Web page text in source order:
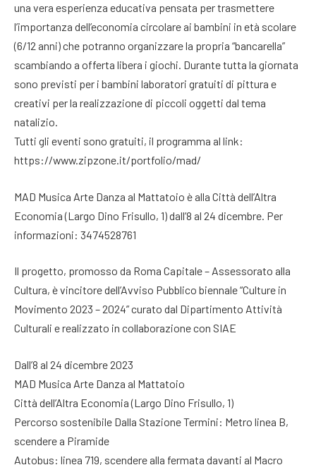
una vera esperienza educativa pensata per trasmettere
l’importanza dell’economia circolare ai bambini in età scolare
(6/12 anni) che potranno organizzare la propria “bancarella”
scambiando a offerta libera i giochi. Durante tutta la giornata
sono previsti per i bambini laboratori gratuiti di pittura e
creativi per la realizzazione di piccoli oggetti dal tema
natalizio.
Tutti gli eventi sono gratuiti, il programma al link:
https://www.zipzone.it/portfolio/mad/
MAD Musica Arte Danza al Mattatoio è alla Città dell’Altra
Economia (Largo Dino Frisullo, 1) dall’8 al 24 dicembre. Per
informazioni: 3474528761
Il progetto, promosso da Roma Capitale – Assessorato alla
Cultura, è vincitore dell’Avviso Pubblico biennale “Culture in
Movimento 2023 – 2024” curato dal Dipartimento Attività
Culturali e realizzato in collaborazione con SIAE
Dall’8 al 24 dicembre 2023
MAD Musica Arte Danza al Mattatoio
Città dell’Altra Economia (Largo Dino Frisullo, 1)
Percorso sostenibile Dalla Stazione Termini: Metro linea B,
scendere a Piramide
Autobus: linea 719, scendere alla fermata davanti al Macro